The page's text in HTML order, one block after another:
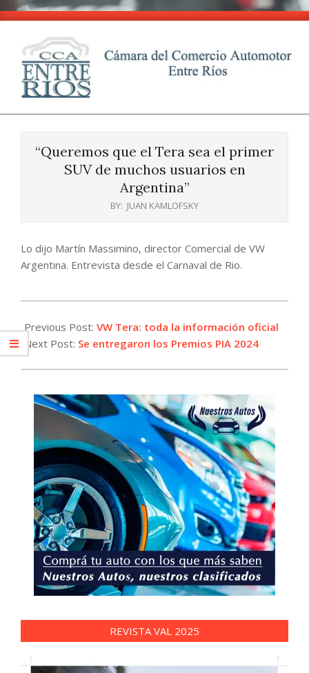
Skip
content
CCA
Entre
“Queremos que el Tera sea el primer
SUV de muchos usuarios en
Argentina”
BY: JUAN KAMLOFSKY
Lo dijo Martín Massimino, director Comercial de VW
Argentina. Entrevista desde el Carnaval de Rio.
03-
03
Previous Post: VW Tera: toda la información oficial
Next Post: Se entregaron los Premios PIA 2024
REVISTA VAL 2025